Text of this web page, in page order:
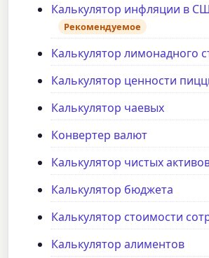
Калькулятор инфляции в
Рекомендуемое
Калькулятор лимонадного
Калькулятор ценности
Калькулятор чаевых
Конвертер валют
Калькулятор чистых
Калькулятор бюджета
Калькулятор стоимости
Калькулятор алиментов